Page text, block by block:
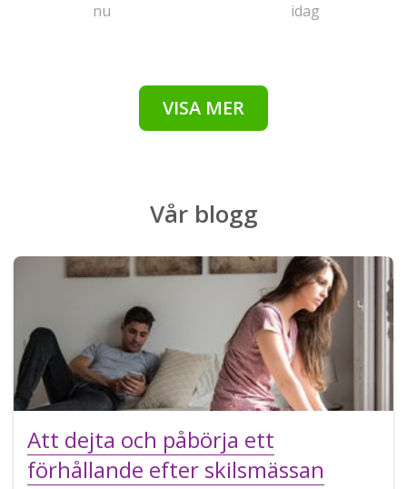
nu idag
VISA MER
Vår blogg
Att dejta och påbörja ett
förhållande efter skilsmässan